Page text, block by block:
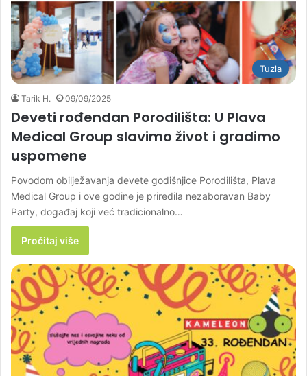
Tuzla
Tarik H. 09/09/2025
Deveti rođendan Porodilišta: U Plava
Medical Group slavimo život i gradimo
uspomene
Povodom obilježavanja devete godišnjice Porodilišta, Plava
Medical Group i ove godine je priredila nezaboravan Baby
Party, događaj koji već tradicionalno…
Pročitaj više